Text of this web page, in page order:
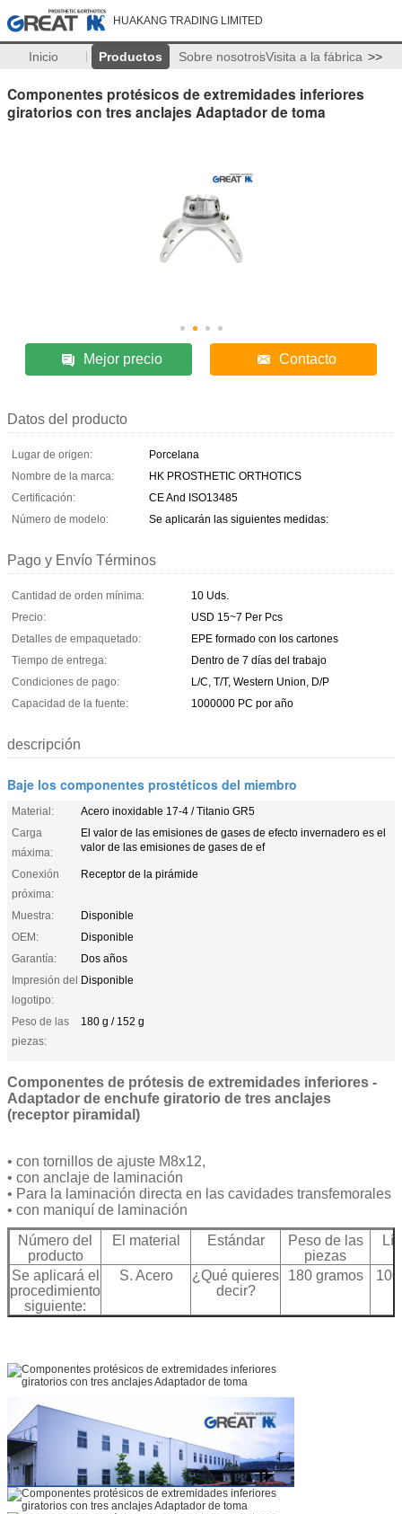
HUAKANG TRADING LIMITED
Inicio Productos Sobre nosotrosVisita a la fábrica >>
Componentes protésicos de extremidades inferiores
giratorios con tres anclajes Adaptador de toma
Mejor precio Contacto
Datos del producto
Lugar de origen:
Porcelana
Nombre de la marca:
HK PROSTHETIC ORTHOTICS
Certificación:
CE And ISO13485
Número de modelo:
Se aplicarán las siguientes medidas:
Pago y Envío Términos
Cantidad de orden mínima:
10 Uds.
Precio:
USD 15~7 Per Pcs
Detalles de empaquetado:
EPE formado con los cartones
Tiempo de entrega:
Dentro de 7 días del trabajo
Condiciones de pago:
L/C, T/T, Western Union, D/P
Capacidad de la fuente:
1000000 PC por año
descripción
Baje los componentes prostéticos del miembro
Material:
Acero inoxidable 17-4 / Titanio GR5
Carga
máxima:
El valor de las emisiones de gases de efecto invernadero es el
valor de las emisiones de gases de ef
Conexión
próxima:
Receptor de la pirámide
Muestra:
Disponible
OEM:
Disponible
Garantía:
Dos años
Impresión del
logotipo:
Disponible
Peso de las
piezas:
180 g / 152 g
Componentes de prótesis de extremidades inferiores -
Adaptador de enchufe giratorio de tres anclajes
(receptor piramidal)
• con tornillos de ajuste M8x12,
• con anclaje de laminación
• Para la laminación directa en las cavidades transfemorales
• con maniquí de laminación
Número del
producto
El material Estándar
Peso de las
piezas
Se aplicará el
procedimiento
siguiente:
S. Acero
¿Qué quieres
decir?
180 gramos